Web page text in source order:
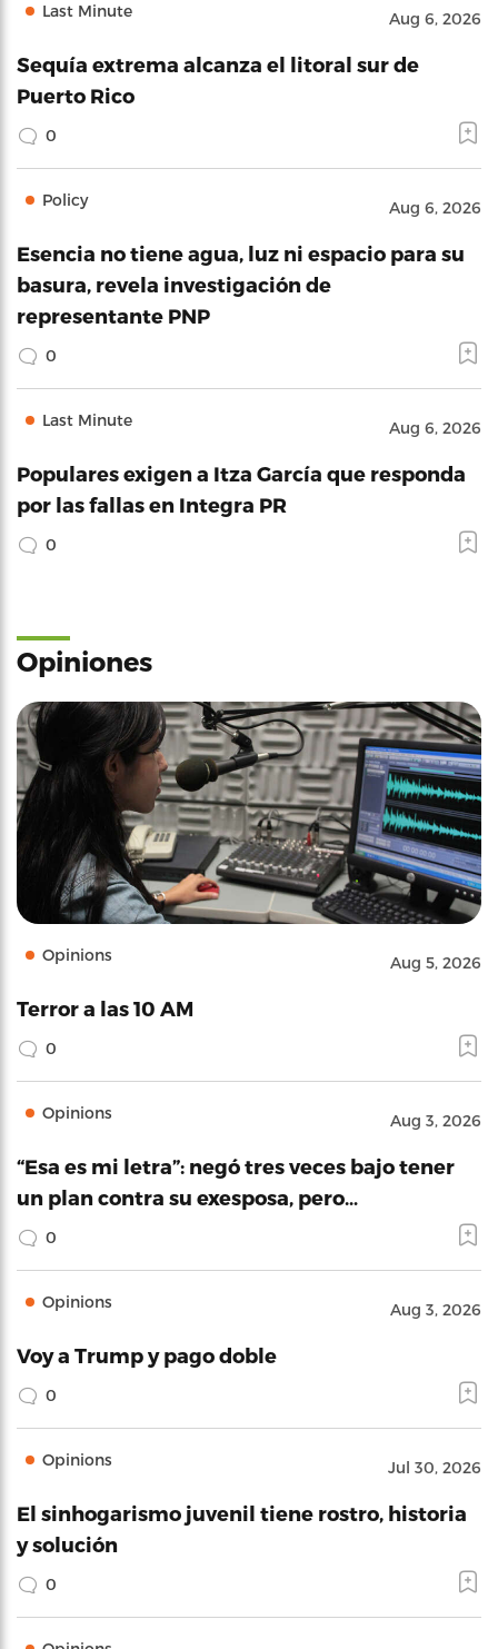
Last Minute Aug 6, 2026
Sequía extrema alcanza el litoral sur de
Puerto Rico
0
Policy Aug 6, 2026
Esencia no tiene agua, luz ni espacio para su
basura, revela investigación de
representante PNP
0
Last Minute Aug 6, 2026
Populares exigen a Itza García que responda
por las fallas en Integra PR
0
Opiniones
Opinions Aug 5, 2026
Terror a las 10 AM
0
Opinions Aug 3, 2026
“Esa es mi letra”: negó tres veces bajo tener
un plan contra su exesposa, pero…
0
Opinions Aug 3, 2026
Voy a Trump y pago doble
0
Opinions Jul 30, 2026
El sinhogarismo juvenil tiene rostro, historia
y solución
0